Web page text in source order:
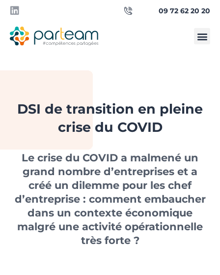
09 72 62 20 20
DSI de transition en pleine
crise du COVID
Le crise du COVID a malmené un
grand nombre d’entreprises et a
créé un dilemme pour les chef
d’entreprise : comment embaucher
dans un contexte économique
malgré une activité opérationnelle
très forte ?